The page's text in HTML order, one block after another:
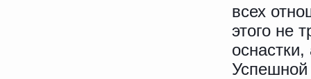
всех
этого не